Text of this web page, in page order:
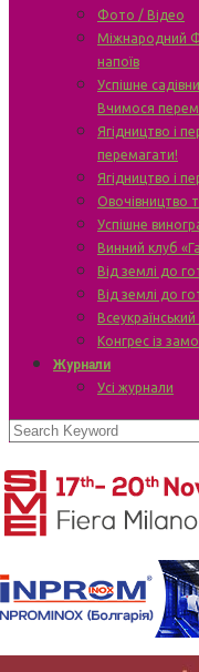
Фото / Відео
Міжнародний
напоїв
Успішне
Вчимося
Ягідництво і
перемагати!
Ягідництво і
Овочівництво
Успішне
Винний клуб
Від землі до
Від землі до
Конгрес із
Журнали
Усі журнали